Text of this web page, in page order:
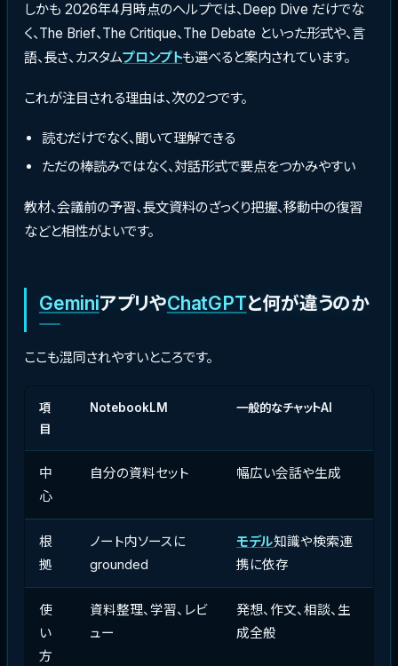
しかも 2026年4月時点のヘルプでは、Deep Dive だけでな
く、The Brief、The Critique、The Debate といった形式や、言
語、長さ、カスタムプロンプトも選べると案内されています。
これが注目される理由は、次の2つです。
読むだけでなく、聞いて理解できる
ただの棒読みではなく、対話形式で要点をつかみやすい
教材、会議前の予習、長文資料のざっくり把握、移動中の復習
などと相性がよいです。
GeminiアプリやChatGPTと何が違うのか
ここも混同されやすいところです。
項
目
NotebookLM 一般的なチャットAI
中
心
自分の資料セット 幅広い会話や生成
根
拠
ノート内ソースに
grounded
モデル知識や検索連
携に依存
使
い
方
資料整理、学習、レビ
ュー
発想、作文、相談、生
成全般